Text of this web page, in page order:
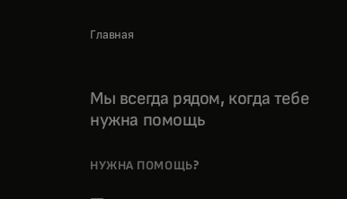
Главная
Мы всегда рядом, когда тебе
нужна помощь
НУЖНА ПОМОЩЬ?